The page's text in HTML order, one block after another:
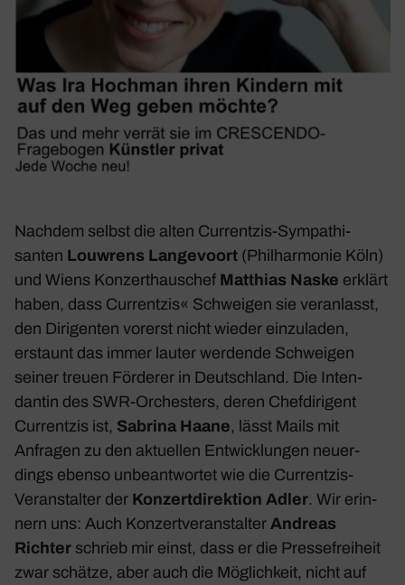
Nachdem selbst die alten Curr­entzis-Sympa­thi­
santen Louw­rens Lange­voort (Phil­har­monie Köln)
und Wiens Konzert­haus­chef Matthias Naske erklärt
haben, dass Curr­entzis« Schweigen sie veran­lasst,
den Diri­genten vorerst nicht wieder einzu­laden,
erstaunt das immer lauter werdende Schweigen
seiner treuen Förderer in Deutsch­land. Die Inten­
dantin des SWR-Orches­ters, deren Chef­di­ri­gent
Curr­entzis ist, Sabrina Haane, lässt Mails mit
Anfragen zu den aktu­ellen Entwick­lungen neuer­
dings ebenso unbe­ant­wortet wie die Curr­entzis-
Veran­stalter der Konzert­di­rek­tion Adler. Wir erin­
nern uns: Auch Konzert­ver­an­stalter Andreas
Richter schrieb mir einst, dass er die Pres­se­frei­heit
zwar schätze, aber auch die Möglich­keit, nicht auf